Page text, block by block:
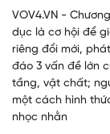
VOV4.VN -
dục là cơ hội để
riêng đổi mới,
đáo 3 vấn đề lớn
tầng, vật chất;
một cách hình
nhọc nhằn